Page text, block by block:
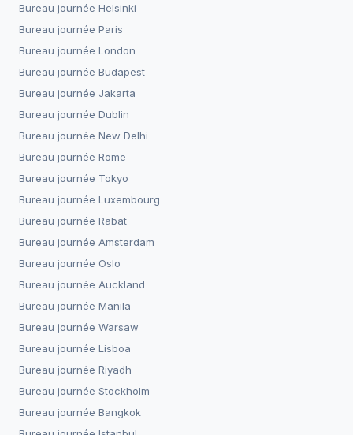
Bureau journée Helsinki
Bureau journée Paris
Bureau journée London
Bureau journée Budapest
Bureau journée Jakarta
Bureau journée Dublin
Bureau journée New Delhi
Bureau journée Rome
Bureau journée Tokyo
Bureau journée Luxembourg
Bureau journée Rabat
Bureau journée Amsterdam
Bureau journée Oslo
Bureau journée Auckland
Bureau journée Manila
Bureau journée Warsaw
Bureau journée Lisboa
Bureau journée Riyadh
Bureau journée Stockholm
Bureau journée Bangkok